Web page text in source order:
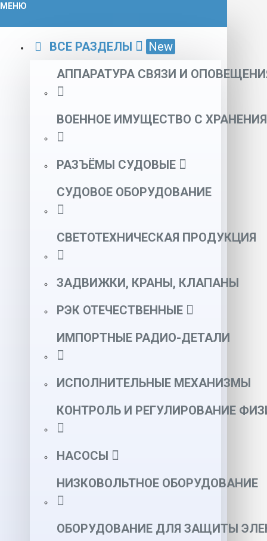
МЕНЮ
ВСЕ РАЗДЕЛЫ
New
АППАРАТУРА СВЯЗИ И
ВОЕННОЕ ИМУЩЕСТВО С ХРАНЕНИЯ
РАЗЪЁМЫ СУДОВЫЕ
СУДОВОЕ ОБОРУДОВАНИЕ
СВЕТОТЕХНИЧЕСКАЯ ПРОДУКЦИЯ
ЗАДВИЖКИ, КРАНЫ, КЛАПАНЫ
РЭК ОТЕЧЕСТВЕННЫЕ
ИМПОРТНЫЕ РАДИО-ДЕТАЛИ
ИСПОЛНИТЕЛЬНЫЕ МЕХАНИЗМЫ
КОНТРОЛЬ И РЕГУЛИРОВАНИЕ
НАСОСЫ
НИЗКОВОЛЬТНОЕ ОБОРУДОВАНИЕ
ОБОРУДОВАНИЕ ДЛЯ ЗАЩИТЫ